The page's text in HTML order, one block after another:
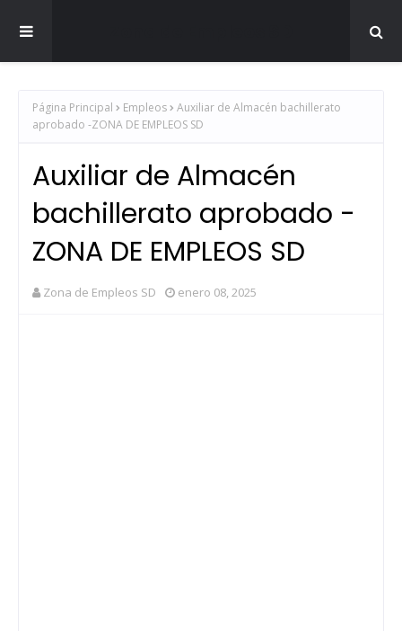
Página Principal Empleos
Auxiliar de Almacén bachillerato
aprobado -ZONA DE EMPLEOS SD
Auxiliar de Almacén
bachillerato aprobado -
ZONA DE EMPLEOS SD
Zona de Empleos SD enero 08, 2025